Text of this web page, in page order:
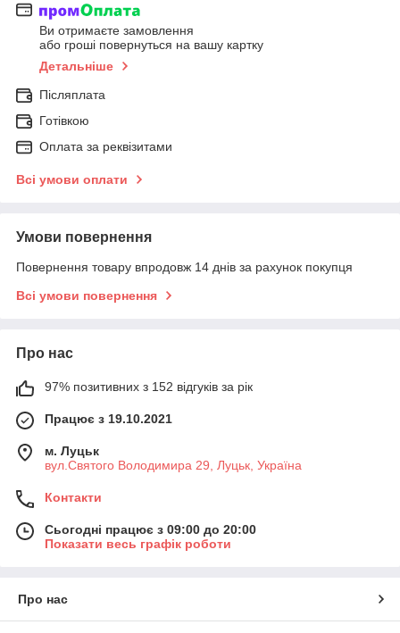
Ви отримаєте замовлення
або гроші повернуться на вашу картку
Детальніше
Післяплата
Готівкою
Оплата за реквізитами
Всі умови оплати
Умови повернення
Повернення товару впродовж 14 днів за рахунок покупця
Всі умови повернення
Про нас
97% позитивних з 152 відгуків за рік
Працює з 19.10.2021
м. Луцьк
вул.Святого Володимира 29, Луцьк, Україна
Контакти
Сьогодні працює з 09:00 до 20:00
Показати весь графік роботи
Про нас